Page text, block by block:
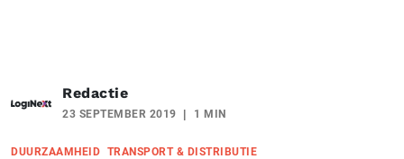
Redactie
23 SEPTEMBER 2019 1 MIN
DUURZAAMHEID TRANSPORT & DISTRIBUTIE